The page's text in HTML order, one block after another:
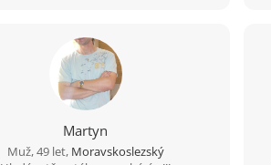
Martyn
Muž, 49 let, Moravskoslezský